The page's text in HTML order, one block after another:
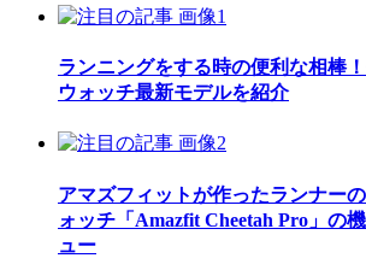
ランニングをする時の便利な相棒
ウォッチ最新モデルを紹介
アマズフィットが作ったランナー
ォッチ「Amazfit Cheetah Pro」の
ュー